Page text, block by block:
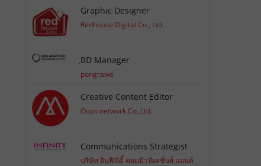
Graphic Designer
Redhouse Digital Co., Ltd.
ฺBD Manager
pongrawe
Creative Content Editor
Oops network Co.,Ltd.
Communications Strategist
บริษัท อินฟินิตี้ คอมมิวนิเคชั่นส์ แอนด์